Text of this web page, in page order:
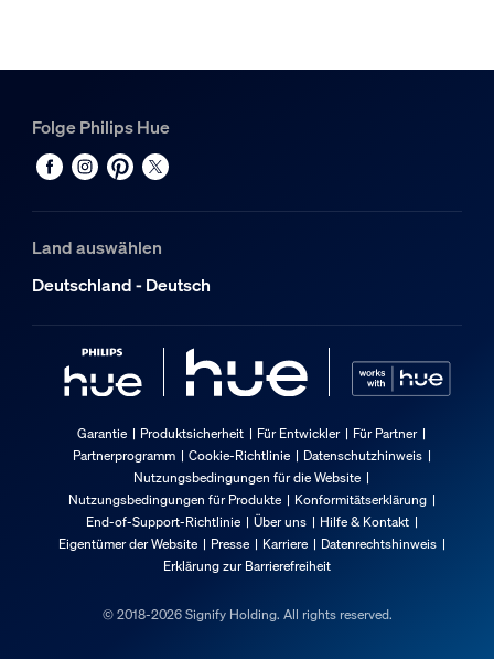
Folge Philips Hue
Land auswählen
Deutschland - Deutsch
Garantie Produktsicherheit Für Entwickler
Für Partner
Partnerprogramm
Cookie-Richtlinie
Datenschutzhinweis
Nutzungsbedingungen für die Website
Nutzungsbedingungen für Produkte
Konformitätserklärung
End-of-Support-Richtlinie
Über uns
Hilfe & Kontakt
Eigentümer der Website
Presse Karriere
Datenrechtshinweis
Erklärung zur Barrierefreiheit
© 2018-2026 Signify Holding. All rights reserved.